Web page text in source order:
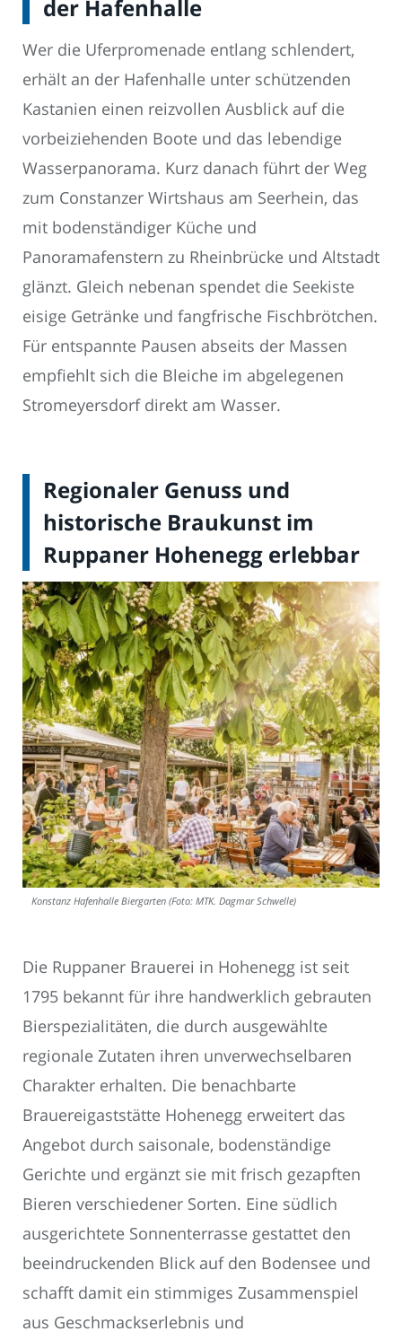
der Hafenhalle
Wer die Uferpromenade entlang schlendert,
erhält an der Hafenhalle unter schützenden
Kastanien einen reizvollen Ausblick auf die
vorbeiziehenden Boote und das lebendige
Wasserpanorama. Kurz danach führt der Weg
zum Constanzer Wirtshaus am Seerhein, das
mit bodenständiger Küche und
Panoramafenstern zu Rheinbrücke und Altstadt
glänzt. Gleich nebenan spendet die Seekiste
eisige Getränke und fangfrische Fischbrötchen.
Für entspannte Pausen abseits der Massen
empfiehlt sich die Bleiche im abgelegenen
Stromeyersdorf direkt am Wasser.
Regionaler Genuss und
historische Braukunst im
Ruppaner Hohenegg erlebbar
Konstanz Hafenhalle Biergarten (Foto: MTK. Dagmar Schwelle)
Die Ruppaner Brauerei in Hohenegg ist seit
1795 bekannt für ihre handwerklich gebrauten
Bierspezialitäten, die durch ausgewählte
regionale Zutaten ihren unverwechselbaren
Charakter erhalten. Die benachbarte
Brauereigaststätte Hohenegg erweitert das
Angebot durch saisonale, bodenständige
Gerichte und ergänzt sie mit frisch gezapften
Bieren verschiedener Sorten. Eine südlich
ausgerichtete Sonnenterrasse gestattet den
beeindruckenden Blick auf den Bodensee und
schafft damit ein stimmiges Zusammenspiel
aus Geschmackserlebnis und